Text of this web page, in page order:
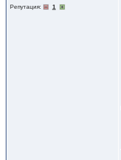
Репутация: 1